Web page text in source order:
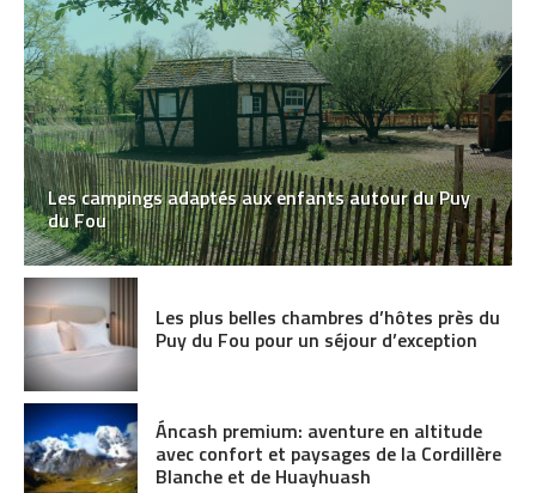
Les campings adaptés aux enfants autour du Puy
du Fou
Les plus belles chambres d’hôtes près du
Puy du Fou pour un séjour d’exception
Áncash premium: aventure en altitude
avec confort et paysages de la Cordillère
Blanche et de Huayhuash